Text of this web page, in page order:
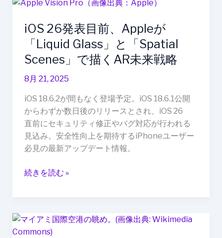
運
性”
iOS 26発表目前、Appleが
「Liquid Glass」と「Spatial
Scenes」で描くAR未来戦略
8月 21, 2025
iOS 18.6.2が間もなく登場予定。iOS 18.6.1公開
からわずか数日後のリリースとされ、iOS 26
直前にセキュリティ修正やバグ対応が行われる
見込み。安全性向上を期待するiPhoneユーザー
必見の最新アップデート情報。
発
表
前、
Apple
「Liquid
Glass」
と
「Spatial
Scenes」
描
来
続きを読む »
マ
イ